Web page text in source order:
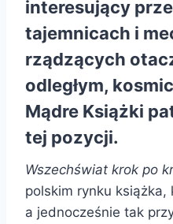
interesujący
tajemnicach i
rządzących
odległym,
Mądre Książki
tej pozycji.
Wszechświat krok po
polskim rynku książka,
a jednocześnie tak